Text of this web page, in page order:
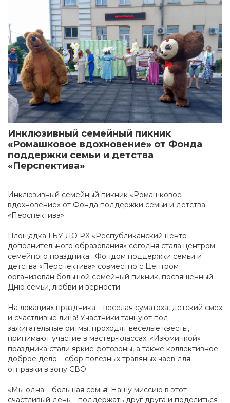
Инклюзивный семейный пикник
«Ромашковое вдохновение» от Фонда
поддержки семьи и детства
«Перспектива»
Инклюзивный семейный пикник «Ромашковое
вдохновение» от Фонда поддержки семьи и детства
«Перспектива»
Площадка ГБУ ДО РХ «Республиканский центр
дополнительного образования» сегодня стала центром
семейного праздника. Фондом поддержки семьи и
детства «Перспектива» совместно с Центром
организован большой семейный пикник, посвященный
Дню семьи, любви и верности.
На локациях праздника – веселая суматоха, детский смех
и счастливые лица! Участники танцуют под
зажигательные ритмы, проходят весёлые квесты,
принимают участие в мастер-классах. «Изюминкой»
праздника стали яркие фотозоны, а также коллективное
доброе дело – сбор полезных травяных чаёв для
отправки в зону СВО.
«Мы одна – большая семья! Нашу миссию в этот
счастливый день – поддержать друг друга и поделиться